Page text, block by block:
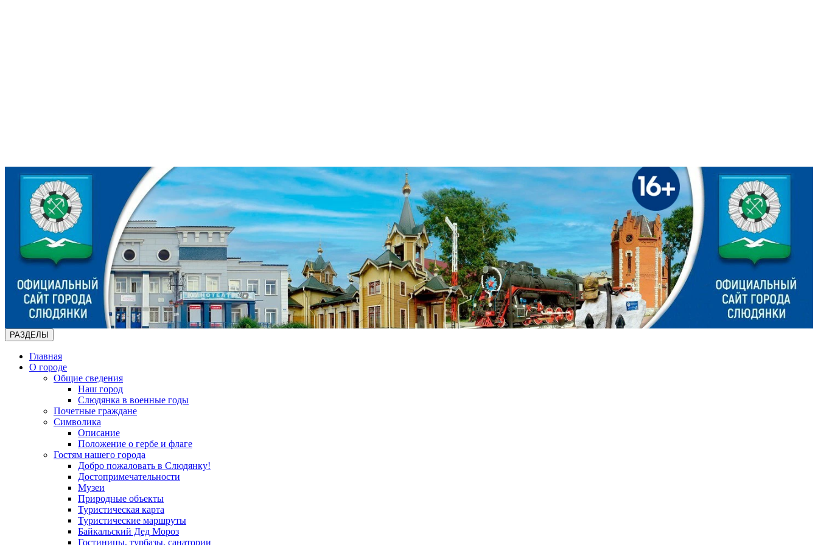
РАЗДЕЛЫ
Главная
О городе
Общие сведения
Наш город
Слюдянка в военные годы
Почетные граждане
Символика
Описание
Положение о гербе и флаге
Гостям нашего города
Добро пожаловать в Слюдянку!
Достопримечательности
Музеи
Природные объекты
Туристическая карта
Туристические маршруты
Байкальский Дед Мороз
Гостиницы, турбазы, санатории